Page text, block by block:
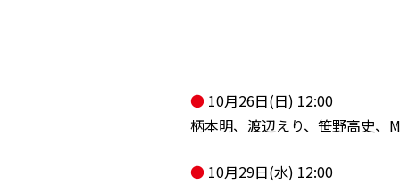
● 10月26日(日) 12:00
柄本明、渡辺えり、笹野高史、
● 10月29日(水) 12:00